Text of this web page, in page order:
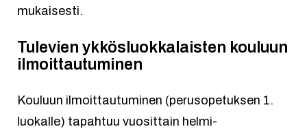
mukaisesti.
Tulevien ykkösluokkalaisten kouluun
ilmoittautuminen
Kouluun ilmoittautuminen (perusopetuksen 1.
luokalle) tapahtuu vuosittain helmi-